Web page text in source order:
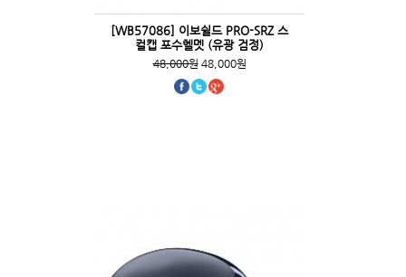
[WB57086] 이보쉴드 PRO-SRZ 스
컬캡 포수헬멧 (유광 검정)
48,000원48,000원